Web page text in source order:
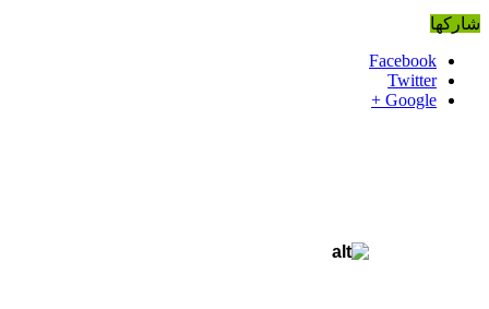
شاركها
Facebook
Twitter
Google +